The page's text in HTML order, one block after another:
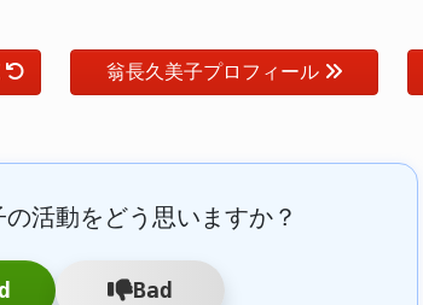
翁長久美子プロフィール
活動をどう思いますか？
Bad